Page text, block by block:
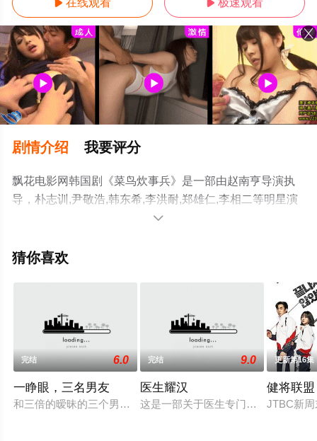
 在线观看  极速观看
剧情介绍 我要评分
飘花电影网韩国剧《菜鸟炊事兵》是一部由赵南亨导演执
导，朴志训,尹敬浩,韩东希,李洪耐,郑雄仁,李相二等明星演
员精彩演绎的韩国电视剧，大结局剧情已揭晓（1-12全
花影院，更多相关信息可移步至豆瓣电视剧、电视猫或剧

猜你喜欢
完结 6.0
一睁眼，三名男友
和三倍的暧昧的三个男生的设定挺像的（傲娇男，青梅竹马男，
完结 9.0
医生耀汉
这是一部关于医生专门从事疼痛管理
更新第16集
健将联盟
JTBC新